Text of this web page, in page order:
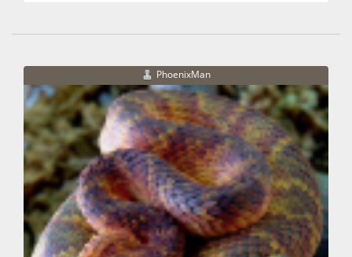
PhoenixMan